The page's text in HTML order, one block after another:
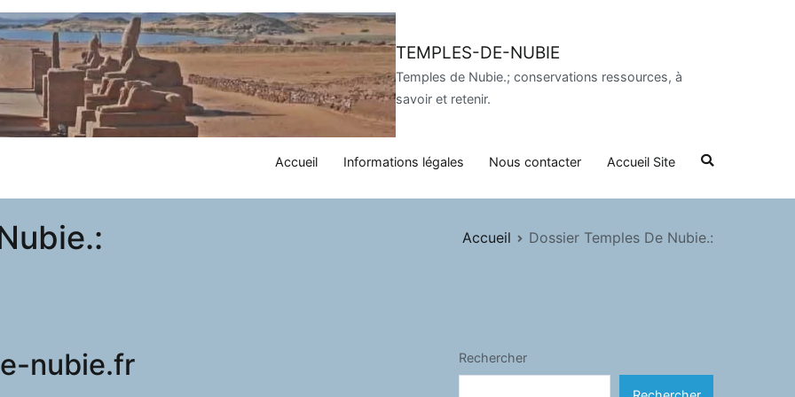
TEMPLES-DE-NUBIE
Temples de Nubie.; conservations ressources, à
savoir et retenir.
Accueil Informations légales Nous contacter Accueil Site
Accueil Dossier Temples De Nubie.:
nubie.fr Rechercher